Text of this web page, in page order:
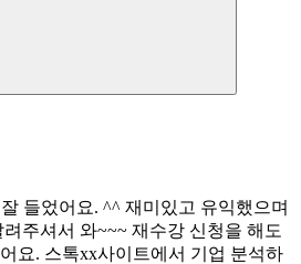
들었어요. ^^ 재미있고 유익했으며
주셔서 와~~~ 재수강 신청을 해도
요. 스톡xx사이트에서 기업 분석하